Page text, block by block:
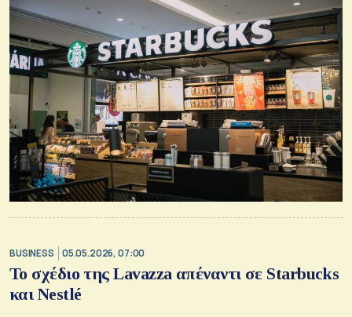
BUSINESS 05.05.2026, 07:00
Το σχέδιο της Lavazza απέναντι σε Starbucks
και Nestlé